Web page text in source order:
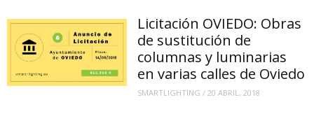
Licitación OVIEDO: Obras
de sustitución de
columnas y luminarias
en varias calles de Oviedo
SMARTLIGHTING /20 ABRIL, 2018